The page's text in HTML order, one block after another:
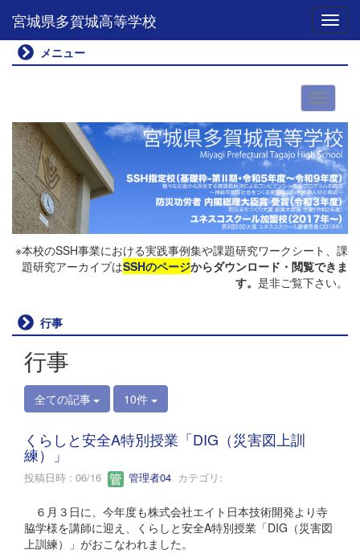
宮城県多賀城高等学校
メニュー
※本校のSSH事業における実践事例集や課題研究ワークシート、課
題研究アーカイブはSSHのページからダウンロード・閲覧できま
す。 是非ご覧下さい。
行事
行事
全ての記事 10件
くらしと安全A特別授業「DIG（災害図上訓
練）」
投稿日時 : 06/16 管理者04 カテゴリ:
６月３日に、今年度も株式会社エイト日本技術開発より寺
脇学様を講師に迎え、くらしと安全A特別授業「DIG（災害図
上訓練）」がおこなわれました。